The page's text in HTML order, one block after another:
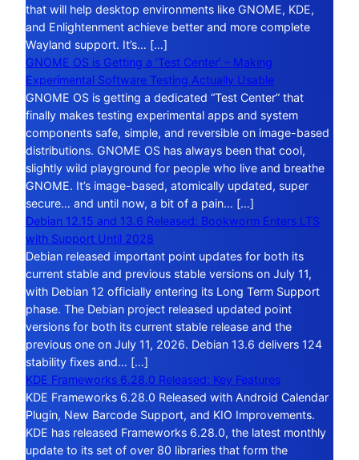
that will help desktop environments like GNOME, KDE,
and Enlightenment achieve better and more complete
Wayland support. It’s… […]
GNOME OS is Getting a ‘Test Center’ – Making
Experimental Software Testing Actually Usable
GNOME OS is getting a dedicated “Test Center” that
finally makes testing experimental apps and system
components safe, simple, and reversible on image-based
distributions. GNOME OS has always been that cool,
slightly wild playground for people who live and breathe
GNOME. It’s image-based, atomically updated, super
secure… and until now, a bit of a pain… […]
Debian 12.15 and 13.6 Released: Bookworm Enters LTS
with Support Until 2028
Debian released important point updates for both its
current stable and previous stable versions on July 11,
with Debian 12 officially entering its Long Term Support
phase. The Debian project released updated point
versions for both its current stable release and the
previous one on July 11, 2026. Debian 13.6 delivers 124
stability fixes and… […]
KDE Frameworks 6.28.0 Released: Key Features
KDE Frameworks 6.28.0 Released with Android Calendar
Plugin, New Barcode Support, and KIO Improvements.
KDE has released Frameworks 6.28.0, the latest monthly
update to its set of over 80 libraries that form the